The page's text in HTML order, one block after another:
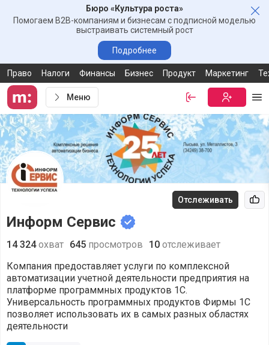
Бюро «Культура роста»
Помогаем B2B-компаниям и бизнесам с подписной моделью
выстраивать системный рост
Подробнее
Право Налоги Финансы Бизнес Продукт Маркетинг
Меню Войти
Отслеживать
Информ Сервис
14 324 охват 645 просмотров 10 отслеживает
Компания предоставляет услуги по комплексной
автоматизации учетной деятельности предприятия на
платформе программных продуктов 1С.
Универсальность программных продуктов Фирмы 1С
позволяет использовать их в самых разных областях
деятельности